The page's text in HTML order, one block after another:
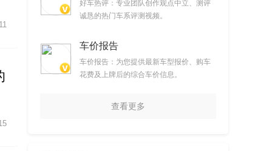
好车热评：专业团队创作观点中立、测评
诚恳的热门车系评测视频。
车价报告
车价报告：为您提供最新车型报价、购车
花费及上牌后的综合车价信息。
查看更多